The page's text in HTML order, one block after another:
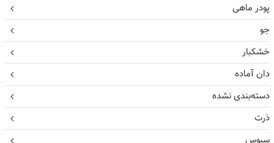
پودر ماهی
جو
خشکبار
دان آماده
دسته‌بندی نشده
ذرت
سبوس